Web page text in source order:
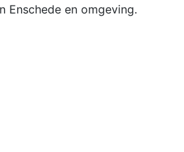
Enschede en omgeving.